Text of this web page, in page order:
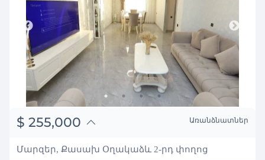
$ 255,000
֏ 99,450,000
₽ 23,074,246
Առանձնատներ
Մարզեր, Քասախ Օղակաձև 2-րդ փողոց